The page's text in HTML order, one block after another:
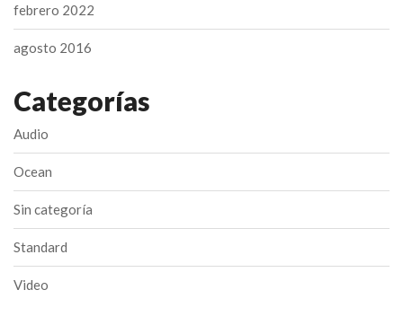
febrero 2022
agosto 2016
Categorías
Audio
Ocean
Sin categoría
Standard
Video